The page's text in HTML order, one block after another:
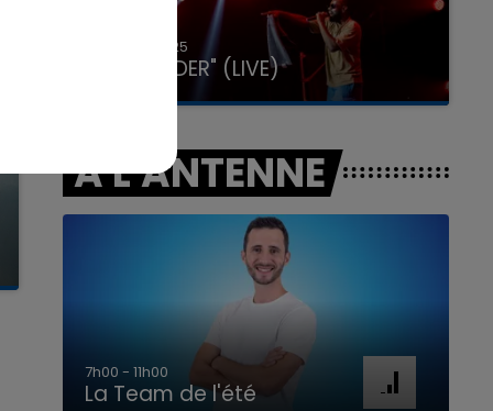
31 janvier 2025
GIMS "SPIDER" (LIVE)
A L'ANTENNE
7h00 - 11h00
La Team de l'été